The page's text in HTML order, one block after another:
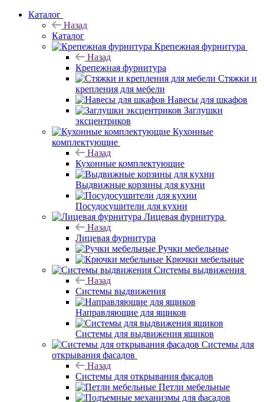
Каталог
Назад
Каталог
Крепежная фурнитура
Назад
Крепежная фурнитура
Стяжки и
крепления для мебели
Навесы для шкафов
Заглушки
эксцентриков
Кухонные
комплектующие
Назад
Кухонные комплектующие
Выдвижные корзины для кухни
Посудосушители для кухни
Лицевая фурнитура
Назад
Лицевая фурнитура
Ручки мебельные
Крючки мебельные
Системы выдвижения
Назад
Системы выдвижения
Направляющие для ящиков
Системы для выдвижения ящиков
Системы для
открывания фасадов
Назад
Системы для открывания фасадов
Петли мебельные